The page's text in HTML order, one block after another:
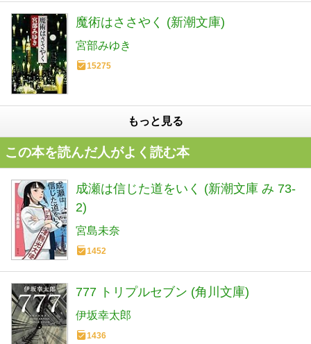
魔術はささやく (新潮文庫)
宮部みゆき
15275
もっと見る
この本を読んだ人がよく読む本
成瀬は信じた道をいく (新潮文庫 み 73-
2)
宮島未奈
1452
777 トリプルセブン (角川文庫)
伊坂幸太郎
1436